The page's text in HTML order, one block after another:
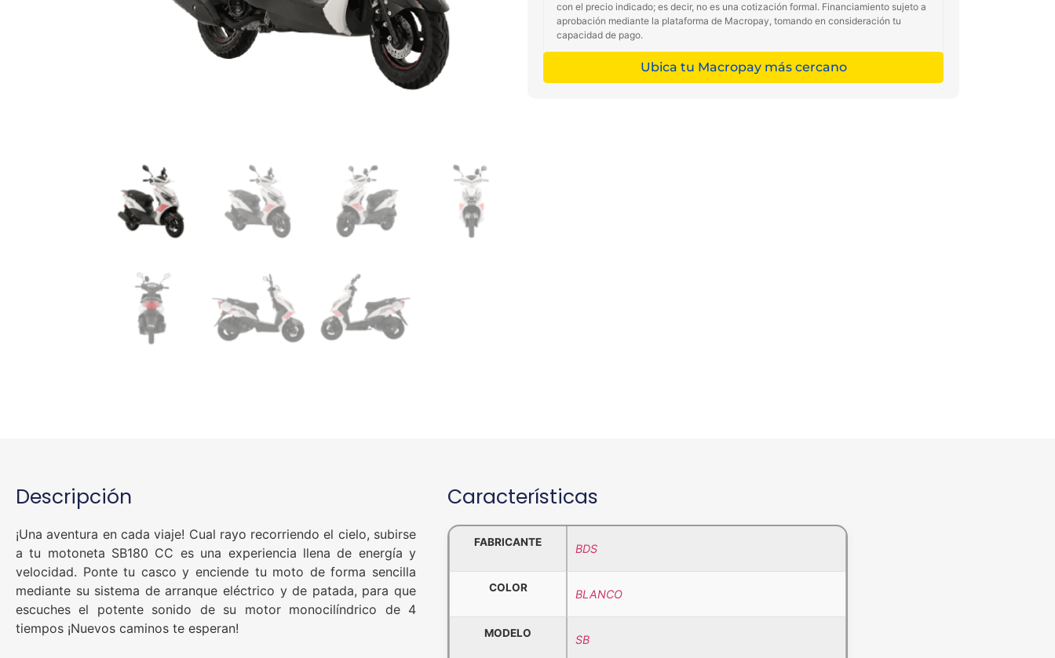
con el precio indicado; es decir, no es una cotización formal. Financiamiento sujeto a
aprobación mediante la plataforma de Macropay, tomando en consideración tu
capacidad de pago.
Ubica tu Macropay más cercano
Descripción
¡Una aventura en cada viaje! Cual rayo recorriendo el cielo, subirse
a tu motoneta SB180 CC es una experiencia llena de energía y
velocidad. Ponte tu casco y enciende tu moto de forma sencilla
mediante su sistema de arranque eléctrico y de patada, para que
escuches el potente sonido de su motor monocilíndrico de 4
tiempos ¡Nuevos caminos te esperan!
Características
FABRICANTE BDS
COLOR BLANCO
MODELO SB